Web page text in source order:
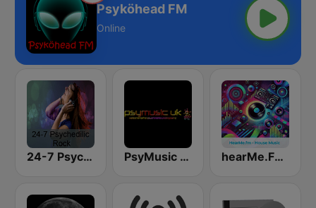
Psyköhead FM
Online
24-7 Psychedelic PsyMusic UK - PsyStream hearMe.FM House